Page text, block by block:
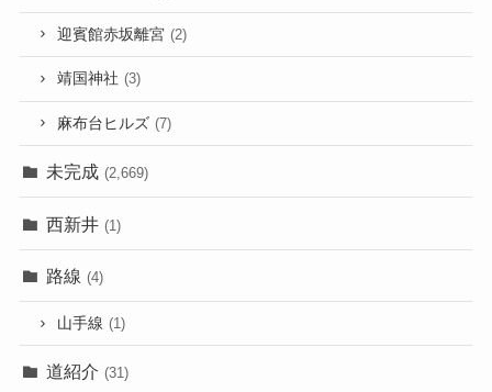
迎賓館赤坂離宮 (2)
靖国神社 (3)
麻布台ヒルズ (7)
未完成 (2,669)
西新井 (1)
路線 (4)
山手線 (1)
道紹介 (31)